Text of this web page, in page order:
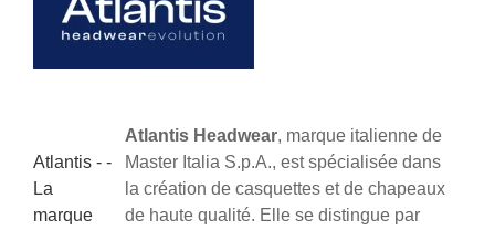
Atlantis - -
La
marque
Atlantis Headwear, marque italienne de
Master Italia S.p.A., est spécialisée dans
la création de casquettes et de chapeaux
de haute qualité. Elle se distingue par